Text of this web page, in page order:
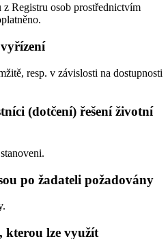
Registru osob prostřednictvím
resp. v závislosti na dostupnosti
(dotčení) řešení životní
po žadateli požadovány
kterou lze využít